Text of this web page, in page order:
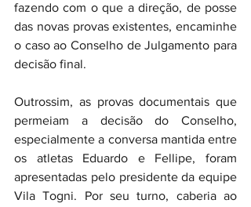
fazendo com o que a direção, de posse
das novas provas existentes, encaminhe
o caso ao Conselho de Julgamento para
decisão final.
Outrossim, as provas documentais que
permeiam a decisão do Conselho,
especialmente a conversa mantida entre
os atletas Eduardo e Fellipe, foram
apresentadas pelo presidente da equipe
Vila Togni. Por seu turno, caberia ao